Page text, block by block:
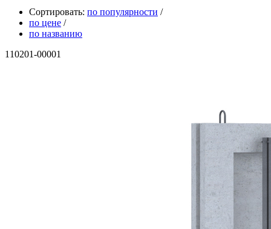
Сортировать: по популярности /
по цене /
по названию
110201-00001